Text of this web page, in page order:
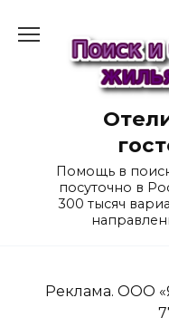
содержанию
Помощь в
посуточно в
300 тысяч
Реклама. ООО